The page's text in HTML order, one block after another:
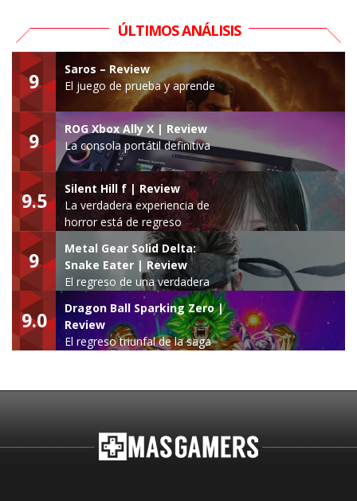
ÚLTIMOS ANÁLISIS
9
Saros – Review
El juego de prueba y aprende
9
ROG Xbox Ally X | Review
La consola portátil definitiva
9.5
Silent Hill f | Review
La verdadera experiencia de
horror está de regreso
9
Metal Gear Solid Delta:
Snake Eater | Review
El regreso de una verdadera
leyenda
9.0
Dragon Ball Sparking Zero |
Review
El regreso triunfal de la saga